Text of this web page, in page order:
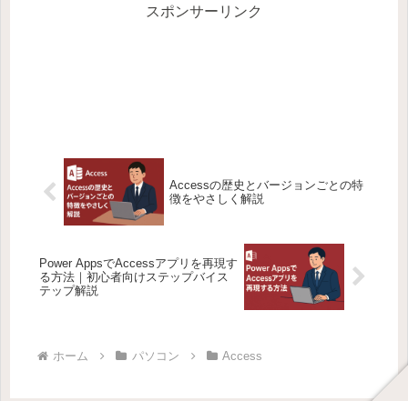
スポンサーリンク
Accessの歴史とバージョンごとの特
徴をやさしく解説
Power AppsでAccessアプリを再現す
る方法｜初心者向けステップバイス
テップ解説
ホーム パソコン Access